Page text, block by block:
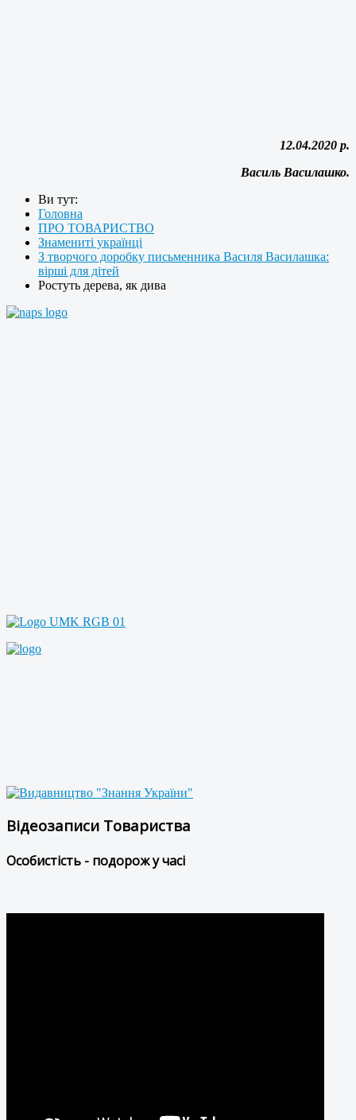
12.04.2020 р.
Василь Василашко.
Ви тут:
Головна
ПРО ТОВАРИСТВО
Знамениті українці
З творчого доробку письменника Василя Василашка:
вірші для дітей
Ростуть дерева, як дива
Відеозаписи Товариства
Особистість - подорож у часі